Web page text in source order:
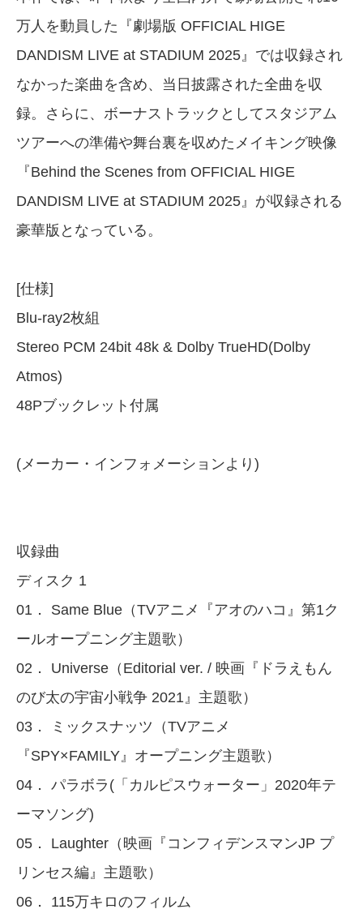
万人を動員した『劇場版 OFFICIAL HIGE
DANDISM LIVE at STADIUM 2025』では収録され
なかった楽曲を含め、当日披露された全曲を収
録。さらに、ボーナストラックとしてスタジアム
ツアーへの準備や舞台裏を収めたメイキング映像
『Behind the Scenes from OFFICIAL HIGE
DANDISM LIVE at STADIUM 2025』が収録される
豪華版となっている。
[仕様]
Blu-ray2枚組
Stereo PCM 24bit 48k & Dolby TrueHD(Dolby
Atmos)
48Pブックレット付属
(メーカー・インフォメーションより)
収録曲
ディスク 1
01． Same Blue（TVアニメ『アオのハコ』第1ク
ールオープニング主題歌）
02． Universe（Editorial ver. / 映画『ドラえもん
のび太の宇宙小戦争 2021』主題歌）
03． ミックスナッツ（TVアニメ
『SPY×FAMILY』オープニング主題歌）
04． パラボラ(「カルピスウォーター」2020年テ
ーマソング)
05． Laughter（映画『コンフィデンスマンJP プ
リンセス編』主題歌）
06． 115万キロのフィルム